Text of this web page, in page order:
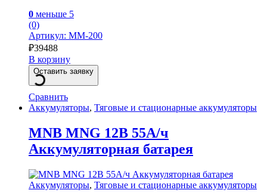
0 меньше 5
(0)
Артикул: MM-200
₽39488
В корзину
Оставить заявку
Сравнить
Аккумуляторы, Тяговые и стационарные аккумуляторы
MNB MNG 12В 55А/ч
Аккумуляторная батарея
Аккумуляторы, Тяговые и стационарные аккумуляторы